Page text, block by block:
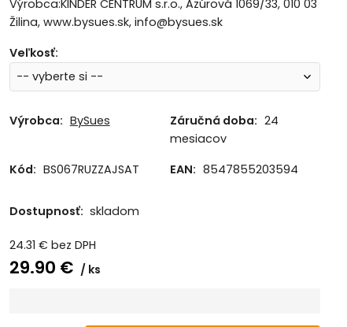
Výrobca:KINDER CENTRUM s.r.o., Azúrová 1069/33, 010 03
Žilina, www.bysues.sk, info@bysues.sk
Veľkosť:
Výrobca: BySues Záručná doba: 24
mesiacov
Kód: BS067RUZZAJSAT EAN: 8547855203594
Dostupnosť: skladom
24.31 € bez DPH
29.90 € ks